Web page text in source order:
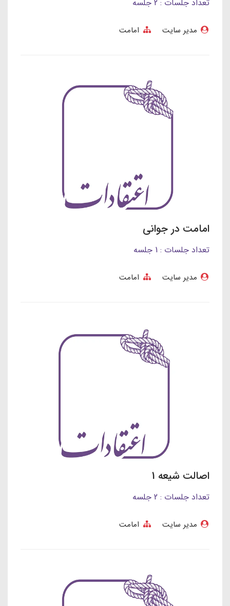
تعداد جلسات : 2 جلسه
مدیر سایت امامت
امامت در جوانی
تعداد جلسات : 1 جلسه
مدیر سایت امامت
اصالت شیعه 1
تعداد جلسات : 2 جلسه
مدیر سایت امامت